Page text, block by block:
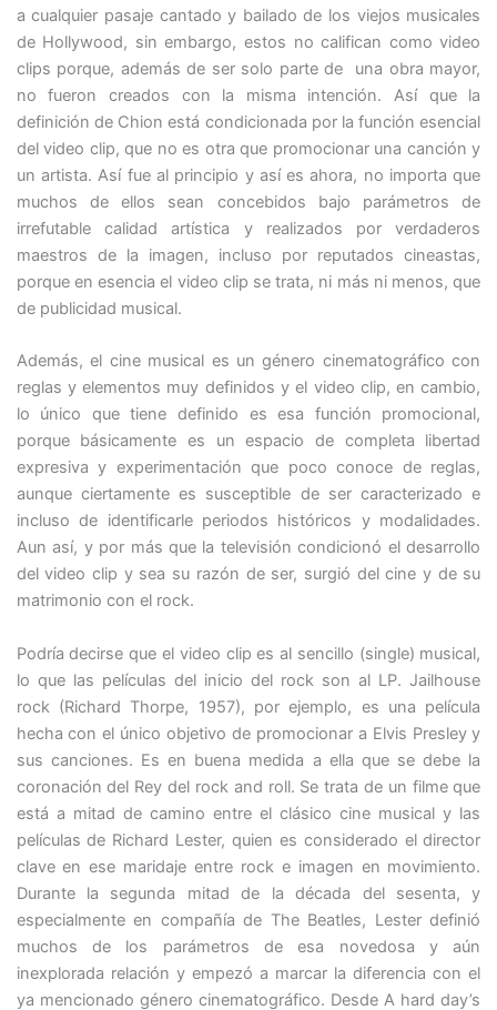
a cualquier pasaje cantado y bailado de los viejos musicales
de Hollywood, sin embargo, estos no califican como video
clips porque, además de ser solo parte de una obra mayor,
no fueron creados con la misma intención. Así que la
definición de Chion está condicionada por la función esencial
del video clip, que no es otra que promocionar una canción y
un artista. Así fue al principio y así es ahora, no importa que
muchos de ellos sean concebidos bajo parámetros de
irrefutable calidad artística y realizados por verdaderos
maestros de la imagen, incluso por reputados cineastas,
porque en esencia el video clip se trata, ni más ni menos, que
de publicidad musical.
Además, el cine musical es un género cinematográfico con
reglas y elementos muy definidos y el video clip, en cambio,
lo único que tiene definido es esa función promocional,
porque básicamente es un espacio de completa libertad
expresiva y experimentación que poco conoce de reglas,
aunque ciertamente es susceptible de ser caracterizado e
incluso de identificarle periodos históricos y modalidades.
Aun así, y por más que la televisión condicionó el desarrollo
del video clip y sea su razón de ser, surgió del cine y de su
matrimonio con el rock.
Podría decirse que el video clip es al sencillo (single) musical,
lo que las películas del inicio del rock son al LP. Jailhouse
rock (Richard Thorpe, 1957), por ejemplo, es una película
hecha con el único objetivo de promocionar a Elvis Presley y
sus canciones. Es en buena medida a ella que se debe la
coronación del Rey del rock and roll. Se trata de un filme que
está a mitad de camino entre el clásico cine musical y las
películas de Richard Lester, quien es considerado el director
clave en ese maridaje entre rock e imagen en movimiento.
Durante la segunda mitad de la década del sesenta, y
especialmente en compañía de The Beatles, Lester definió
muchos de los parámetros de esa novedosa y aún
inexplorada relación y empezó a marcar la diferencia con el
ya mencionado género cinematográfico. Desde A hard day’s